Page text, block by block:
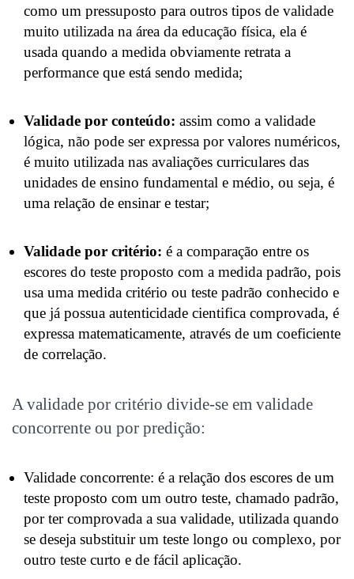
como um pressuposto para outros tipos de validade
muito utilizada na área da educação física, ela é
usada quando a medida obviamente retrata a
performance que está sendo medida;
Validade por conteúdo: assim como a validade
lógica, não pode ser expressa por valores numéricos,
é muito utilizada nas avaliações curriculares das
unidades de ensino fundamental e médio, ou seja, é
uma relação de ensinar e testar;
Validade por critério: é a comparação entre os
escores do teste proposto com a medida padrão, pois
usa uma medida critério ou teste padrão conhecido e
que já possua autenticidade cientifica comprovada, é
expressa matematicamente, através de um coeficiente
de correlação.
A validade por critério divide-se em validade
concorrente ou por predição:
Validade concorrente: é a relação dos escores de um
teste proposto com um outro teste, chamado padrão,
por ter comprovada a sua validade, utilizada quando
se deseja substituir um teste longo ou complexo, por
outro teste curto e de fácil aplicação.